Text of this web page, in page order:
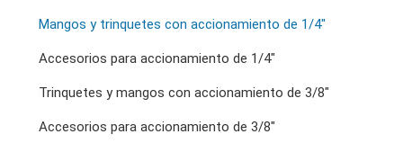
llaves de trinquete de doble anillo
Mangos y trinquetes con accionamiento de 1/4"
Accesorios para accionamiento de 1/4"
Trinquetes y mangos con accionamiento de 3/8"
Accesorios para accionamiento de 3/8"